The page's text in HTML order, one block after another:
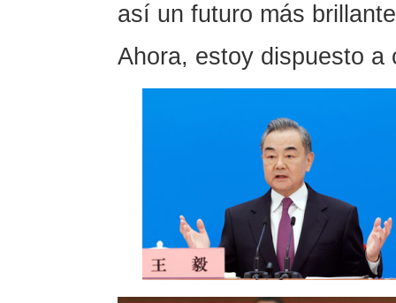
así un futuro más
Ahora, estoy dispuesto